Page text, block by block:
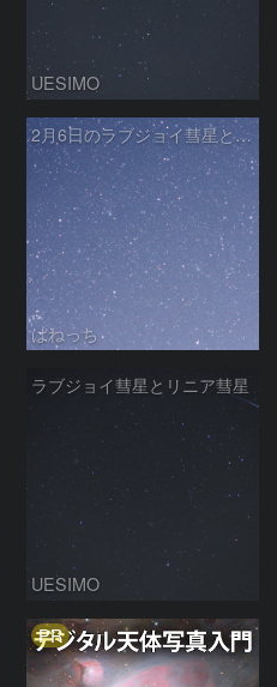
UESIMO
2月6日のラブジョイ彗星とリニア彗星
はねっち
ラブジョイ彗星とリニア彗星
UESIMO
PR